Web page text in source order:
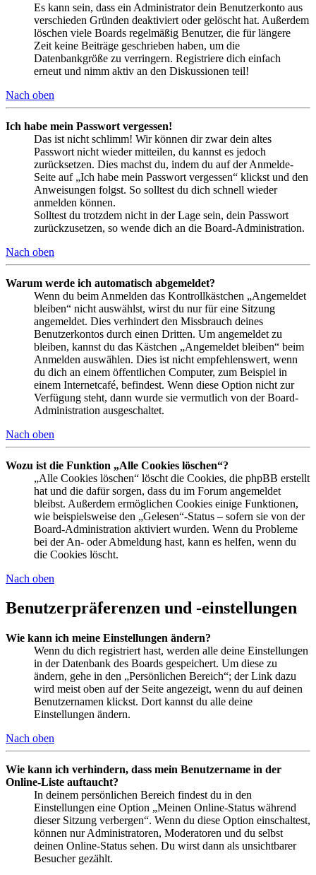
Es kann sein, dass ein Administrator dein Benutzerkonto aus
verschieden Gründen deaktiviert oder gelöscht hat. Außerdem
löschen viele Boards regelmäßig Benutzer, die für längere
Zeit keine Beiträge geschrieben haben, um die
Datenbankgröße zu verringern. Registriere dich einfach
erneut und nimm aktiv an den Diskussionen teil!
Nach oben
Ich habe mein Passwort vergessen!
Das ist nicht schlimm! Wir können dir zwar dein altes
Passwort nicht wieder mitteilen, du kannst es jedoch
zurücksetzen. Dies machst du, indem du auf der Anmelde-
Seite auf „Ich habe mein Passwort vergessen“ klickst und den
Anweisungen folgst. So solltest du dich schnell wieder
anmelden können.
Solltest du trotzdem nicht in der Lage sein, dein Passwort
zurückzusetzen, so wende dich an die Board-Administration.
Nach oben
Warum werde ich automatisch abgemeldet?
Wenn du beim Anmelden das Kontrollkästchen „Angemeldet
bleiben“ nicht auswählst, wirst du nur für eine Sitzung
angemeldet. Dies verhindert den Missbrauch deines
Benutzerkontos durch einen Dritten. Um angemeldet zu
bleiben, kannst du das Kästchen „Angemeldet bleiben“ beim
Anmelden auswählen. Dies ist nicht empfehlenswert, wenn
du dich an einem öffentlichen Computer, zum Beispiel in
einem Internetcafé, befindest. Wenn diese Option nicht zur
Verfügung steht, dann wurde sie vermutlich von der Board-
Administration ausgeschaltet.
Nach oben
Wozu ist die Funktion „Alle Cookies löschen“?
„Alle Cookies löschen“ löscht die Cookies, die phpBB erstellt
hat und die dafür sorgen, dass du im Forum angemeldet
bleibst. Außerdem ermöglichen Cookies einige Funktionen,
wie beispielsweise den „Gelesen“-Status – sofern sie von der
Board-Administration aktiviert wurden. Wenn du Probleme
bei der An- oder Abmeldung hast, kann es helfen, wenn du
die Cookies löscht.
Nach oben
Benutzerpräferenzen und -einstellungen
Wie kann ich meine Einstellungen ändern?
Wenn du dich registriert hast, werden alle deine Einstellungen
in der Datenbank des Boards gespeichert. Um diese zu
ändern, gehe in den „Persönlichen Bereich“; der Link dazu
wird meist oben auf der Seite angezeigt, wenn du auf deinen
Benutzernamen klickst. Dort kannst du alle deine
Einstellungen ändern.
Nach oben
Wie kann ich verhindern, dass mein Benutzername in der
Online-Liste auftaucht?
In deinem persönlichen Bereich findest du in den
Einstellungen eine Option „Meinen Online-Status während
dieser Sitzung verbergen“. Wenn du diese Option einschaltest,
können nur Administratoren, Moderatoren und du selbst
deinen Online-Status sehen. Du wirst dann als unsichtbarer
Besucher gezählt.